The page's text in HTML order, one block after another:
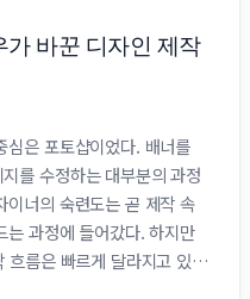
바꾼 디자인 제작
심은 포토샵이었다. 배너를
를 수정하는 대부분의 과정
이너의 숙련도는 곧 제작 속
는 과정에 들어갔다. 하지만
름은 빠르게 달라지고 있